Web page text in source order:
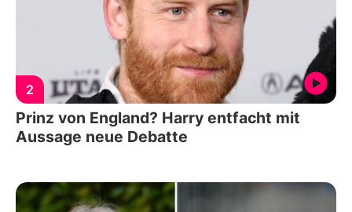
2
Prinz von England? Harry entfacht mit
Aussage neue Debatte